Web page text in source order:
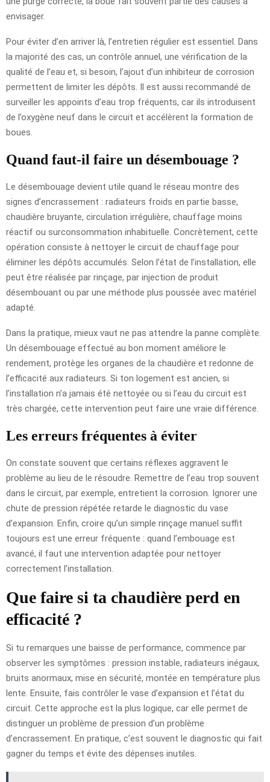
envisager.
Pour éviter d’en arriver là, l’entretien régulier est essentiel. Dans
la majorité des cas, un contrôle annuel, une vérification de la
qualité de l’eau et, si besoin, l’ajout d’un inhibiteur de corrosion
permettent de limiter les dépôts. Il est aussi recommandé de
surveiller les appoints d’eau trop fréquents, car ils introduisent
de l’oxygène neuf dans le circuit et accélèrent la formation de
boues.
Quand faut-il faire un désembouage ?
Le désembouage devient utile quand le réseau montre des
signes d’encrassement : radiateurs froids en partie basse,
chaudière bruyante, circulation irrégulière, chauffage moins
réactif ou surconsommation inhabituelle. Concrètement, cette
opération consiste à nettoyer le circuit de chauffage pour
éliminer les dépôts accumulés. Selon l’état de l’installation, elle
peut être réalisée par rinçage, par injection de produit
désembouant ou par une méthode plus poussée avec matériel
adapté.
Dans la pratique, mieux vaut ne pas attendre la panne complète.
Un désembouage effectué au bon moment améliore le
rendement, protège les organes de la chaudière et redonne de
l’efficacité aux radiateurs. Si ton logement est ancien, si
l’installation n’a jamais été nettoyée ou si l’eau du circuit est
très chargée, cette intervention peut faire une vraie différence.
Les erreurs fréquentes à éviter
On constate souvent que certains réflexes aggravent le
problème au lieu de le résoudre. Remettre de l’eau trop souvent
dans le circuit, par exemple, entretient la corrosion. Ignorer une
chute de pression répétée retarde le diagnostic du vase
d’expansion. Enfin, croire qu’un simple rinçage manuel suffit
toujours est une erreur fréquente : quand l’embouage est
avancé, il faut une intervention adaptée pour nettoyer
correctement l’installation.
Que faire si ta chaudière perd en
efficacité ?
Si tu remarques une baisse de performance, commence par
observer les symptômes : pression instable, radiateurs inégaux,
bruits anormaux, mise en sécurité, montée en température plus
lente. Ensuite, fais contrôler le vase d’expansion et l’état du
circuit. Cette approche est la plus logique, car elle permet de
distinguer un problème de pression d’un problème
d’encrassement. En pratique, c’est souvent le diagnostic qui fait
gagner du temps et évite des dépenses inutiles.